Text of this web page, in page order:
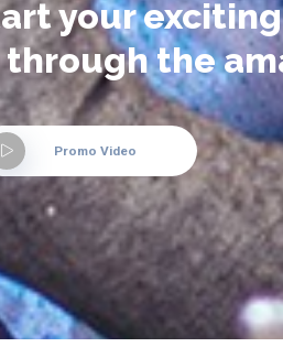
your
the
Promo Video